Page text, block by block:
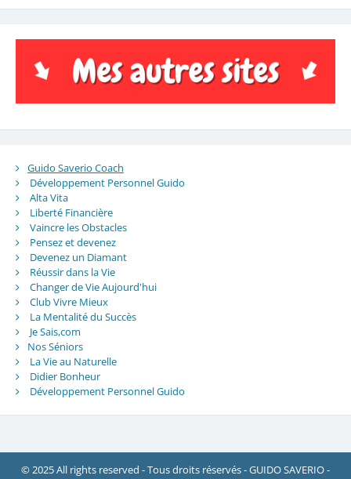
Guido Saverio Coach
Développement Personnel Guido
Alta Vita
Liberté Financière
Vaincre les Obstacles
Pensez et devenez
Devenez un Diamant
Réussir dans la Vie
Changer de Vie Aujourd'hui
Club Vivre Mieux
La Mentalité du Succès
Je Sais,com
Nos Séniors
La Vie au Naturelle
Didier Bonheur
Développement Personnel Guido
© 2025 All rights reserved - Tous droits réservés - GUIDO SAVERIO -